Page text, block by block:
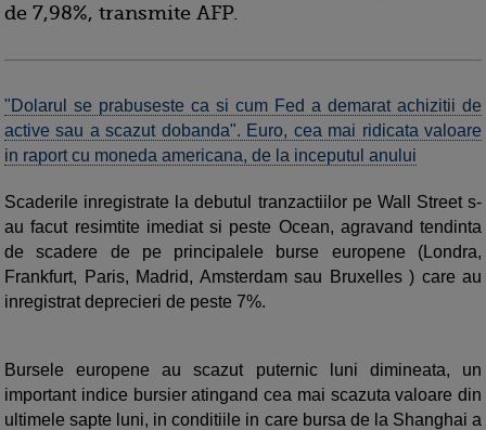
de 7,98%, transmite AFP.
"Dolarul se prabuseste ca si cum Fed a demarat achizitii de
active sau a scazut dobanda". Euro, cea mai ridicata valoare
in raport cu moneda americana, de la inceputul anului
Scaderile inregistrate la debutul tranzactiilor pe Wall Street s-
au facut resimtite imediat si peste Ocean, agravand tendinta
de scadere de pe principalele burse europene (Londra,
Frankfurt, Paris, Madrid, Amsterdam sau Bruxelles ) care au
inregistrat deprecieri de peste 7%.
Bursele europene au scazut puternic luni dimineata, un
important indice bursier atingand cea mai scazuta valoare din
ultimele sapte luni, in conditiile in care bursa de la Shanghai a